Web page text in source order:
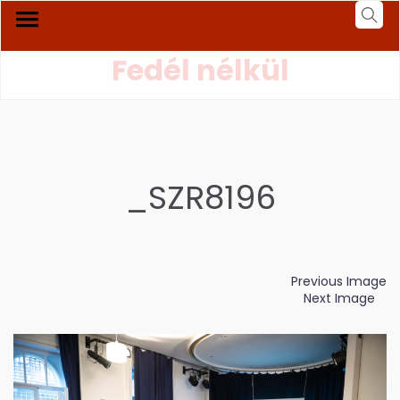
Fedél nélkül
_SZR8196
Previous Image
Next Image